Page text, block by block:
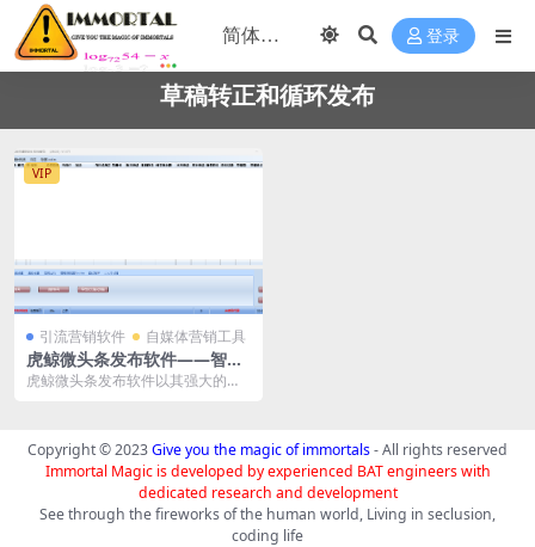
登录
草稿转正和循环发布
VIP
引流营销软件 自媒体营销工具
虎鲸微头条发布软件——智能
高效的自媒体管理工具
虎鲸微头条发布软件以其强大的自
Copyright © 2023Give you the magic of immortals- All rights reserved
Immortal Magic is developed by experienced BAT engineers with
dedicated research and development
See through the fireworks of the human world, Living in seclusion,
coding life